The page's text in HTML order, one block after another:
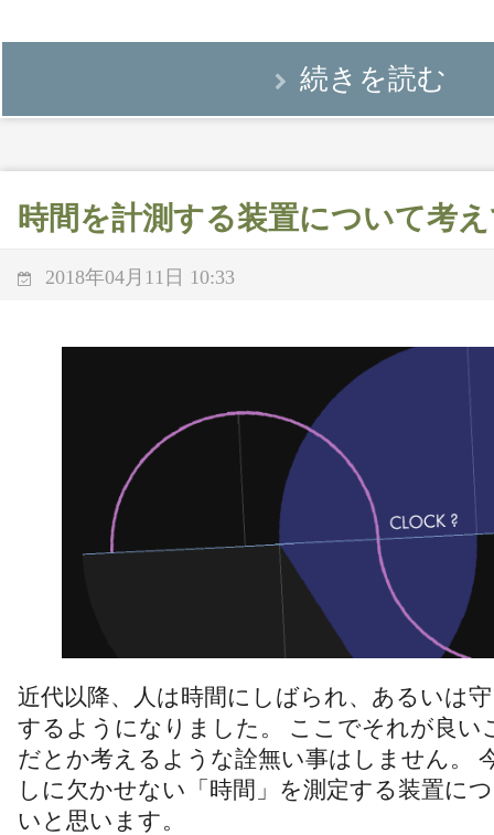
続きを読む
時間を計測する装置について考
2018年04月11日 10:33
近代以降、人は時間にしばられ、あるいは
するようになりました。 ここでそれが良い
だとか考えるような詮無い事はしません。
しに欠かせない「時間」を測定する装置に
いと思います。